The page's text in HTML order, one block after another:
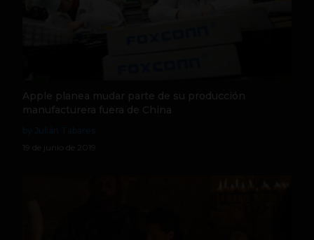
Apple planea mudar parte de su producción
manufacturera fuera de China
19 de junio de 2019